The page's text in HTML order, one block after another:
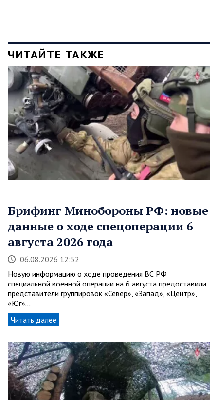
ЧИТАЙТЕ ТАКЖЕ
Брифинг Минобороны РФ: новые
данные о ходе спецоперации 6
августа 2026 года
06.08.2026 12:52
Новую информацию о ходе проведения ВС РФ
специальной военной операции на 6 августа предоставили
представители группировок «Север», «Запад», «Центр»,
«Юг»…
Читать далее